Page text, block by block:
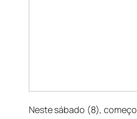
Neste sábado (8),